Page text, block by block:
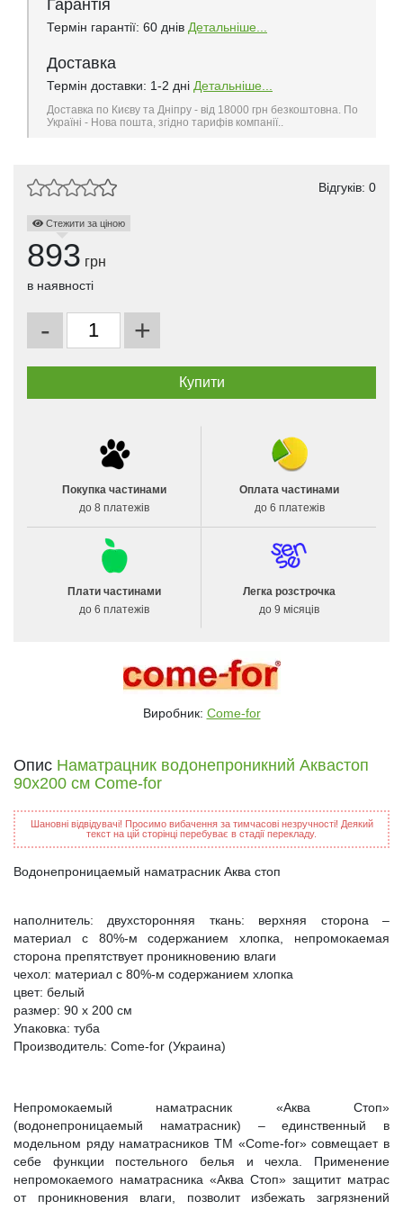
Гарантія
Термін гарантії: 60 днів Детальніше...
Доставка
Термін доставки: 1-2 дні Детальніше...
Доставка по Києву та Дніпру - від 18000 грн безкоштовна. По
Україні - Нова пошта, згідно тарифів компанії..
Відгуків: 0
Стежити за ціною
893 грн
в наявності
- +
Покупка частинами
до 8 платежів
Оплата частинами
до 6 платежів
Плати частинами
до 6 платежів
Легка розстрочка
до 9 місяців
Виробник: Come-for
Опис Наматрацник водонепроникний Аквастоп
90х200 см Come-for
Шановні відвідувачі! Просимо вибачення за тимчасові незручності! Деякий
текст на цій сторінці перебуває в стадії перекладу.
Водонепроницаемый наматрасник Аква стоп
наполнитель: двухсторонняя ткань: верхняя сторона –
материал с 80%-м содержанием хлопка, непромокаемая
сторона препятствует проникновению влаги
чехол: материал с 80%-м содержанием хлопка
цвет: белый
размер: 90 х 200 см
Упаковка: туба
Производитель: Come-for (Украина)
Непромокаемый наматрасник «Аква Стоп»
(водонепроницаемый наматрасник) – единственный в
модельном ряду наматрасников ТМ «Come-for» совмещает в
себе функции постельного белья и чехла. Применение
непромокаемого наматрасника «Аква Стоп» защитит матрас
от проникновения влаги, позволит избежать загрязнений